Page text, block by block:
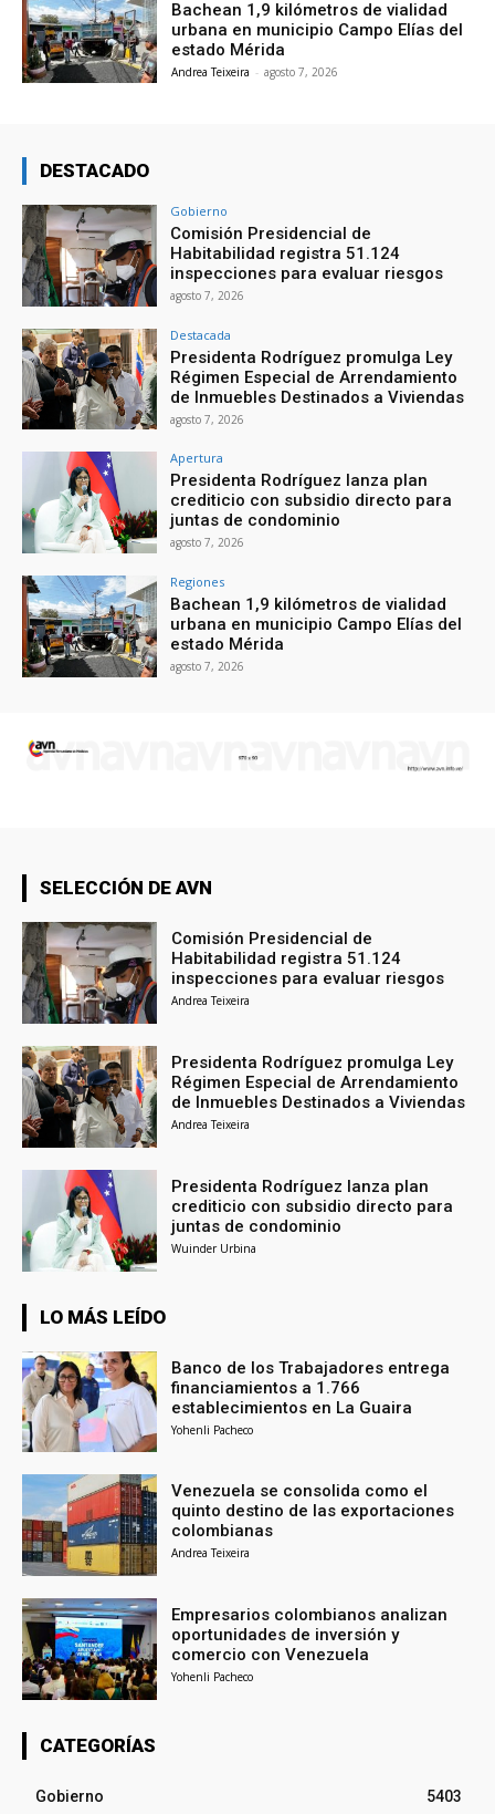
Bachean 1,9 kilómetros de vialidad
urbana en municipio Campo Elías del
estado Mérida
Andrea Teixeira - agosto 7, 2026
DESTACADO
Gobierno
Comisión Presidencial de
Habitabilidad registra 51.124
inspecciones para evaluar riesgos
agosto 7, 2026
Destacada
Presidenta Rodríguez promulga Ley
Régimen Especial de Arrendamiento
de Inmuebles Destinados a Viviendas
agosto 7, 2026
Apertura
Presidenta Rodríguez lanza plan
crediticio con subsidio directo para
juntas de condominio
agosto 7, 2026
Regiones
Bachean 1,9 kilómetros de vialidad
urbana en municipio Campo Elías del
estado Mérida
agosto 7, 2026
SELECCIÓN DE AVN
Comisión Presidencial de
Habitabilidad registra 51.124
inspecciones para evaluar riesgos
Andrea Teixeira
Presidenta Rodríguez promulga Ley
Régimen Especial de Arrendamiento
de Inmuebles Destinados a Viviendas
Andrea Teixeira
Presidenta Rodríguez lanza plan
crediticio con subsidio directo para
juntas de condominio
Wuinder Urbina
LO MÁS LEÍDO
Banco de los Trabajadores entrega
financiamientos a 1.766
establecimientos en La Guaira
Yohenli Pacheco
Venezuela se consolida como el
quinto destino de las exportaciones
colombianas
Andrea Teixeira
Empresarios colombianos analizan
oportunidades de inversión y
comercio con Venezuela
Yohenli Pacheco
CATEGORÍAS
Gobierno
5403